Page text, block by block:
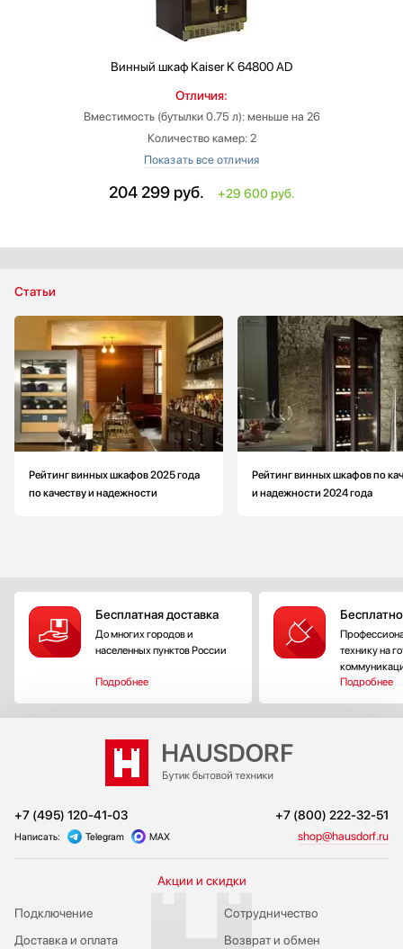
Винный шкафKaiser K 64800 AD
Отличия:
Вместимость (бутылки 0.75 л): меньше на 26
Количество камер: 2
Общий объем: 116 л
Общее количество полок: 8
204 299 руб. +29 600 руб.
Статьи
Рейтинг винных шкафов 2025 года
по качеству и надежности
Рейтинг винных шкафов по
и надежности 2024 года
Бесплатная доставка
До многих городов и
населенных пунктов России
Подробнее
технику на
Подробнее
+7 (495) 120-41-03 +7 (800) 222-32-51
Написать: Telegram MAX shop@hausdorf.ru
Акции и скидки
Подключение
Доставка и оплата
Сотрудничество
Возврат и обмен